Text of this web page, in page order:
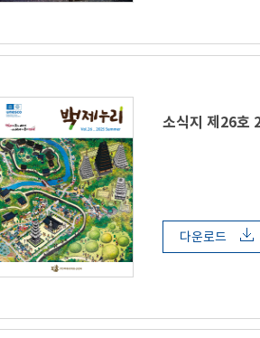
소식지 제26호
다운로드